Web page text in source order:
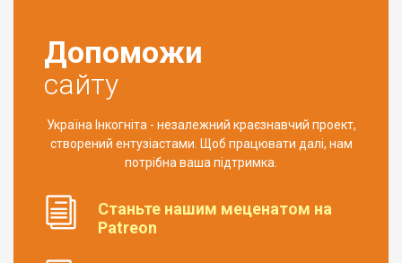
Допоможи
сайту
Україна Інкогніта - незалежний краєзнавчий проект,
створений ентузіастами. Щоб працювати далі, нам
потрібна ваша підтримка.
Станьте нашим меценатом на
Patreon